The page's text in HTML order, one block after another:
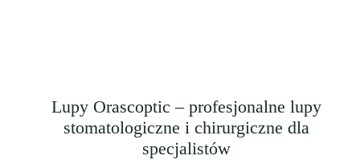
Lupy Orascoptic – profesjonalne lupy
stomatologiczne i chirurgiczne dla
specjalistów